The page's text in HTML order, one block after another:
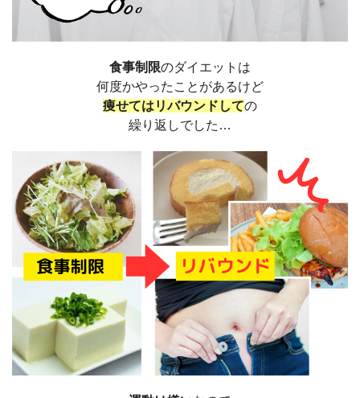
食事制限のダイエットは
何度かやったことがあるけど
痩せてはリバウンドしての
繰り返しでした…